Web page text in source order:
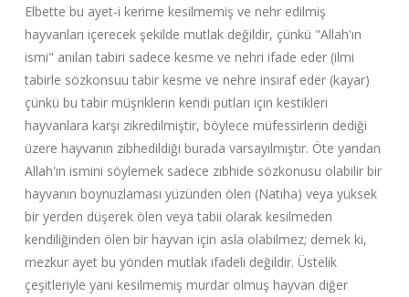
Elbette bu ayet-i kerime kesilmemiş ve nehr edilmiş
hayvanları içerecek şekilde mutlak değildir, çünkü "Allah'ın
ismi" anılan tabiri sadece kesme ve nehri ifade eder (ilmi
tabirle sözkonsuu tabir kesme ve nehre insıraf eder (kayar)
çünkü bu tabir müşriklerin kendi putları için kestikleri
hayvanlara karşı zikredilmiştir, böylece müfessirlerin dediği
üzere hayvanın zibhedildiği burada varsayılmıştır. Öte yandan
Allah'ın ismini söylemek sadece zıbhide sözkonusu olabilir bir
hayvanın boynuzlaması yüzünden ölen (Natıha) veya yüksek
bir yerden düşerek ölen veya tabii olarak kesilmeden
kendiliğinden ölen bir hayvan için asla olabilmez; demek ki,
mezkur ayet bu yönden mutlak ifadeli değildir. Üstelik
çeşitleriyle yani kesilmemiş murdar olmuş hayvan diğer